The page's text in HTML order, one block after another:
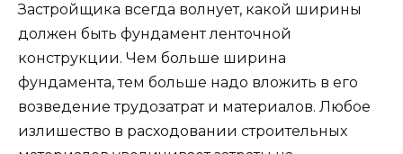
Застройщика всегда волнует, какой ширины
должен быть фундамент ленточной
конструкции. Чем больше ширина
фундамента, тем больше надо вложить в его
возведение трудозатрат и материалов. Любое
излишество в расходовании строительных